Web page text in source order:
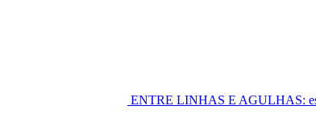
ENTRE LINHAS E AGULHAS: